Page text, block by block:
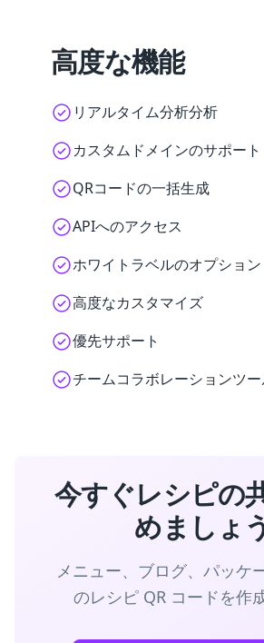
高度な機能
リアルタイム分析分析
カスタムドメインのサポート
QRコードの一括生成
APIへのアクセス
ホワイトラベルのオプション
高度なカスタマイズ
優先サポート
チームコラボレーションツ
今すぐレシピの
めましょ
メニュー、ブログ、パッケ
のレシピ QR コードを作